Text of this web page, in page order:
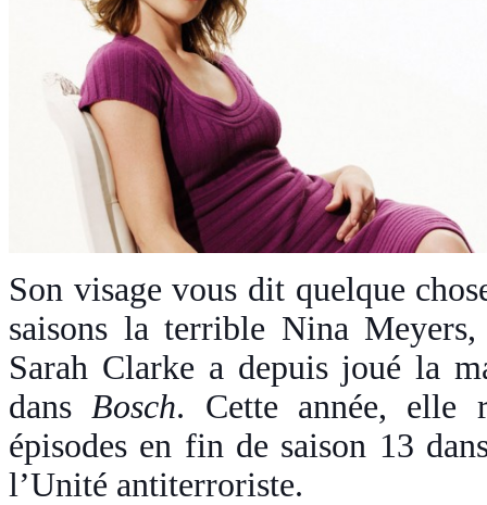
Son visage vous dit quelque
saisons la terrible Nina
Sarah Clarke a depuis joué la
dans Bosch. Cette année,
épisodes en fin de saison 13
l’Unité antiterroriste.